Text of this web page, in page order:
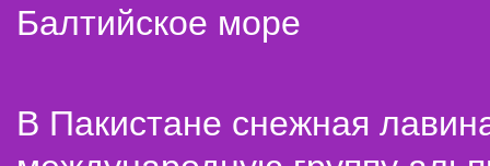
Балтийское море
В Пакистане снежная